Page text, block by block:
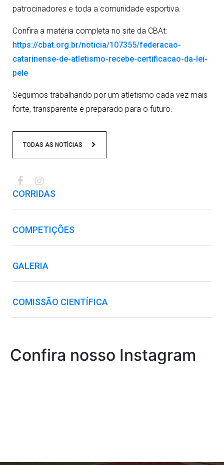
patrocinadores e toda a comunidade esportiva.
Confira a matéria completa no site da CBAt:
https://cbat.org.br/noticia/107355/federacao-
catarinense-de-atletismo-recebe-certificacao-da-lei-
pele
Seguimos trabalhando por um atletismo cada vez mais
forte, transparente e preparado para o futuro.
TODAS AS NOTÍCIAS
CORRIDAS
COMPETIÇÕES
GALERIA
COMISSÃO CIENTÍFICA
Confira nosso Instagram